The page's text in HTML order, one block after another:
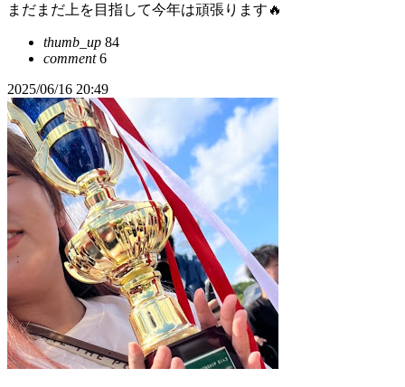
まだまだ上を目指して今年は頑張ります🔥
thumb_up 84
comment6
2025/06/16 20:49